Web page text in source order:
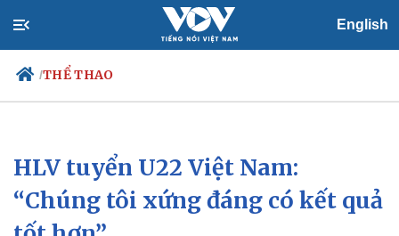
English
/THỂ THAO
Chính trị
Đảng
Tổ chức nhân sự
Quốc hội
Xã hội
Tin 24h
Dự báo thời tiết
HLV tuyển U22 Việt Nam:
“Chúng tôi xứng đáng có kết quả